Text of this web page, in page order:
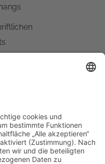
Bilanz) an die
Hinterlegung
bei